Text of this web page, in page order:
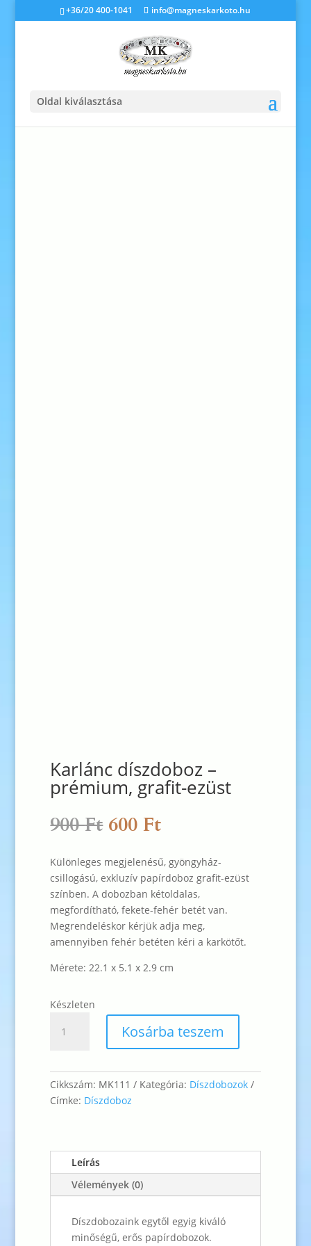
+36/20 400-1041 info@magneskarkoto.hu
Oldal kiválasztása
Díszdobozok/ Karlánc
díszdoboz – prémium, grafit-ezüst
Karlánc díszdoboz –
prémium, grafit-ezüst
900Ft Original
price
was:
900 Ft.
600FtCurrent
is:
600 Ft.
Különleges megjelenésű, gyöngyház-
csillogású, exkluzív papírdoboz grafit-ezüst
színben. A dobozban kétoldalas,
megfordítható, fekete-fehér betét van.
Megrendeléskor kérjük adja meg,
amennyiben fehér betéten kéri a karkötőt.
Mérete: 22.1 x 5.1 x 2.9 cm
Készleten
díszdoboz
grafit-
ezüst
Kosárba teszem
Cikkszám: MK111 Kategória: Díszdobozok
Címke: Díszdoboz
Leírás
Vélemények (0)
Díszdobozaink egytől egyig kiváló
minőségű, erős papírdobozok.